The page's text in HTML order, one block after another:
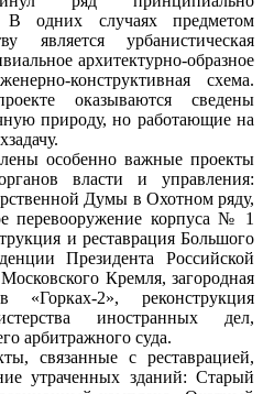
В одних случаях предметом
является урбанистическая
архитектурно-образное
конструктивная схема.
оказываются сведены
природу, но работающие на
особенно важные проекты
власти и управления:
Думы в Охотном ряду,
перевооружение корпуса № 1
и реставрация Большого
Президента Российской
Кремля, загородная
«Горках-2», реконструкция
иностранных дел,
арбитражного суда.
связанные с реставрацией,
утраченных зданий: Старый